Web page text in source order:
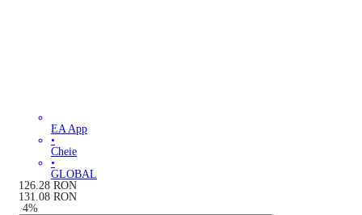
EA App
•
Cheie
•
GLOBAL
126.28 RON
131.08 RON
-4%